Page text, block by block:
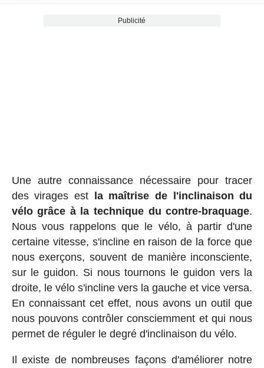
Publicité
Une autre connaissance nécessaire pour tracer
des virages est la maîtrise de l'inclinaison du
vélo grâce à la technique du contre-braquage.
Nous vous rappelons que le vélo, à partir d'une
certaine vitesse, s'incline en raison de la force que
nous exerçons, souvent de manière inconsciente,
sur le guidon. Si nous tournons le guidon vers la
droite, le vélo s'incline vers la gauche et vice versa.
En connaissant cet effet, nous avons un outil que
nous pouvons contrôler consciemment et qui nous
permet de réguler le degré d'inclinaison du vélo.
Il existe de nombreuses façons d'améliorer notre